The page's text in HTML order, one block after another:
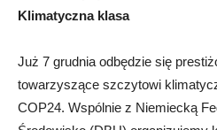
Klimatyczna klasa
Już 7 grudnia odbędzie się
towarzyszące szczytowi
COP24. Wspólnie z Niemiecką